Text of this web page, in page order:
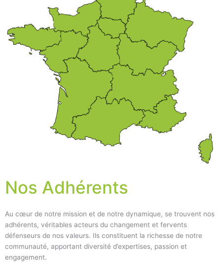
Nos Adhérents
Au cœur de notre mission et de notre dynamique, se trouvent nos
adhérents, véritables acteurs du changement et fervents
défenseurs de nos valeurs. Ils constituent la richesse de notre
communauté, apportant diversité d’expertises, passion et
engagement.